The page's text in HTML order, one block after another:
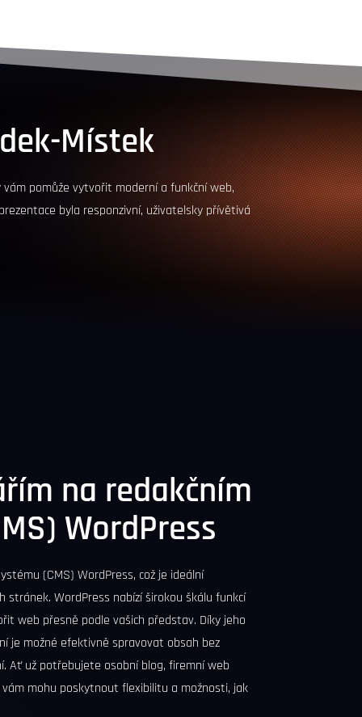
Místek
pomůže vytvořit moderní a funkční web,
byla responzivní, uživatelsky přívětivá
na redakčním
WordPress
(CMS) WordPress, což je ideální
stránek. WordPress nabízí širokou škálu funkcí
web přesně podle vašich představ. Díky jeho
je možné efektivně spravovat obsah bez
Ať už potřebujete osobní blog, firemní web
mohu poskytnout flexibilitu a možnosti, jak